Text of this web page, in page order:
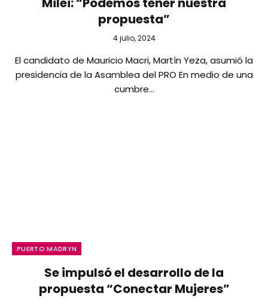
propuesta”
4 julio, 2024
El candidato de Mauricio Macri, Martín Yeza, asumió la
presidencia de la Asamblea del PRO En medio de una
cumbre…
PUERTO MADRYN
Se impulsó el desarrollo de la
propuesta “Conectar Mujeres”